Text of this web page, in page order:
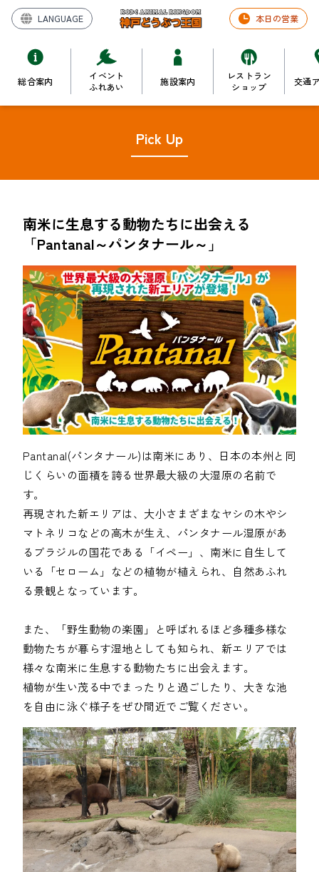
LANGUAGE 本日の営業
総合案内
イベント
ふれあい
施設案内
レストラン
ショップ
交通
Pick Up
南米に生息する動物たちに出会える
「Pantanal～パンタナール～」
Pantanal(パンタナール)は南米にあり、日本の本州と同
じくらいの面積を誇る世界最大級の大湿原の名前で
す。
再現された新エリアは、大小さまざまなヤシの木やシ
マトネリコなどの高木が生え、パンタナール湿原があ
るブラジルの国花である「イペー」、南米に自生して
いる「セローム」などの植物が植えられ、自然あふれ
る景観となっています。
また、「野生動物の楽園」と呼ばれるほど多種多様な
動物たちが暮らす湿地としても知られ、新エリアでは
様々な南米に生息する動物たちに出会えます。
植物が生い茂る中でまったりと過ごしたり、大きな池